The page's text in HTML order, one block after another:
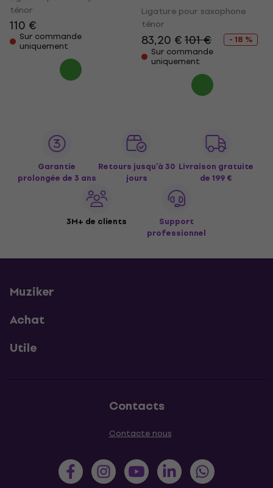
ténor
110 €
Sur commande
uniquement
Ligature pour saxophone
ténor
83,20 €101 €
- 18 %
Sur commande
uniquement
Garantie
prolongée de 3 ans
Retours jusqu’à 30
jours
Livraison gratuite
de 199 €
3M+ de clients
Support
professionnel
Muziker
Achat
Utile
Contacts
Contacte nous